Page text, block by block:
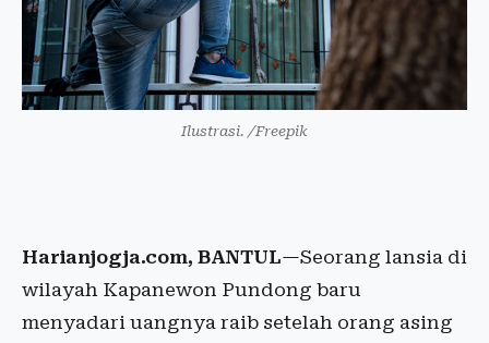
Ilustrasi. /Freepik
Harianjogja.com, BANTUL—Seorang lansia di
wilayah Kapanewon Pundong baru
menyadari uangnya raib setelah orang asing